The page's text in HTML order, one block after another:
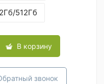
512Гб
В корзину
звонок